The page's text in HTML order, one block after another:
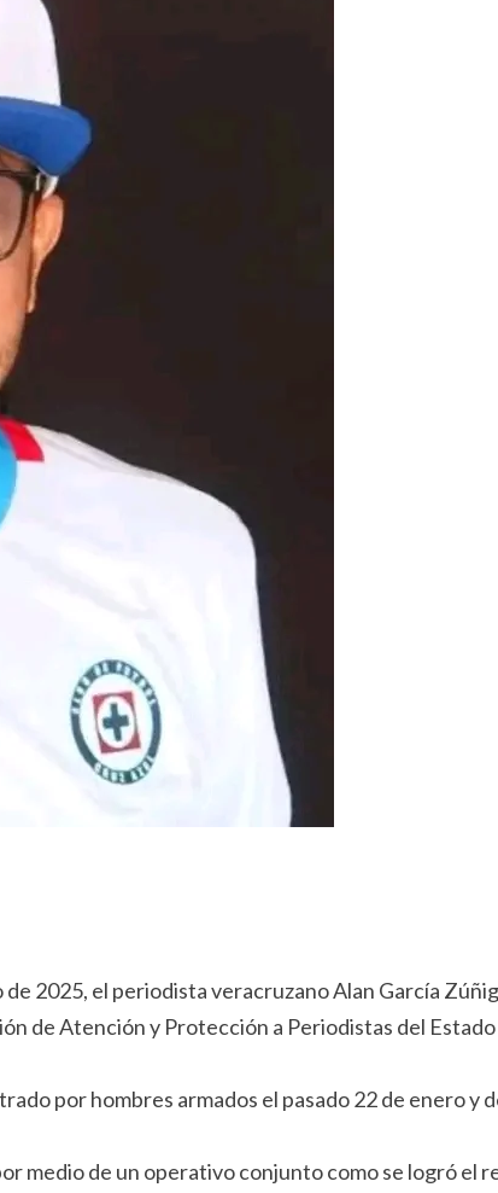
2025, el periodista veracruzano Alan García
de Atención y Protección a Periodistas del
por hombres armados el pasado 22 de enero y
medio de un operativo conjunto como se logró el